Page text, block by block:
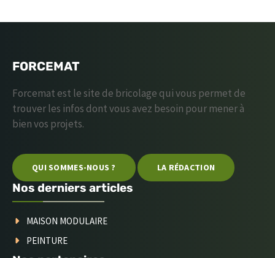
FORCEMAT
Forcemat est le site de bricolage qui vous permet de
trouver les infos dont vous avez besoin pour mener à
bien vos projets.
QUI SOMMES-NOUS ? LA RÉDACTION
Nos derniers articles
MAISON MODULAIRE
PEINTURE